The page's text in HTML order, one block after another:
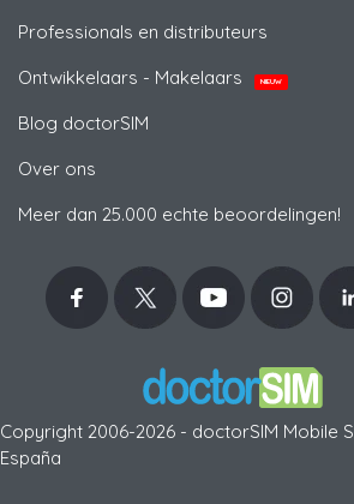
Professionals en distributeurs
Ontwikkelaars - Makelaars
NIEUW
Blog doctorSIM
Over ons
Meer dan 25.000 echte beoordelingen!
Copyright 2006-2026 - doctorSIM Mobile
España